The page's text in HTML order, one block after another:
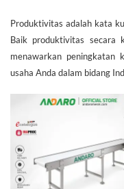
Produktivitas adalah kata
Baik produktivitas secara
menawarkan peningkatan
usaha Anda dalam bidang